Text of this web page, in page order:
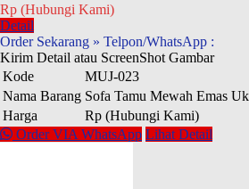
Rp (Hubungi Kami)
Detail
Order Sekarang » Telpon/WhatsApp :
Kirim Detail atau ScreenShot Gambar
Kode
MUJ-023
Nama Barang Sofa Tamu Mewah Emas
Harga
Rp (Hubungi Kami)
Order VIA WhatsApp Lihat Detail